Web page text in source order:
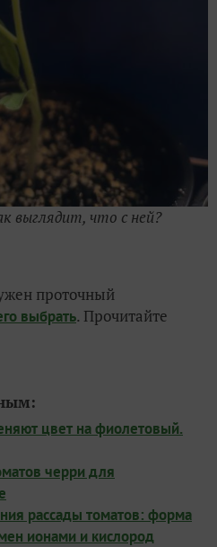
выглядит, что с ней?
проточный
выбрать. Прочитайте
цвет на фиолетовый.
черри для
рассады томатов: форма
ионами и кислород